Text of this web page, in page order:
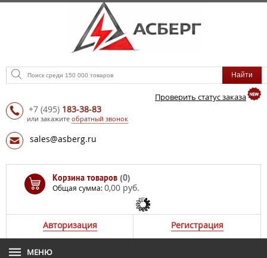
Проверить статус заказа
+7 (495) 183-38-83
или закажите обратный звонок
sales@asberg.ru
Корзина товаров (0)
Общая сумма:0,00 руб.
Авторизация Регистрация
МЕНЮ